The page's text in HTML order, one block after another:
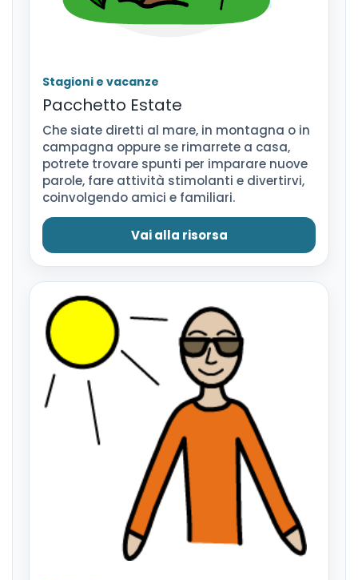
Stagioni e vacanze
Pacchetto Estate
Che siate diretti al mare, in montagna o in
campagna oppure se rimarrete a casa,
potrete trovare spunti per imparare nuove
parole, fare attività stimolanti e divertirvi,
coinvolgendo amici e familiari.
Vai alla risorsa